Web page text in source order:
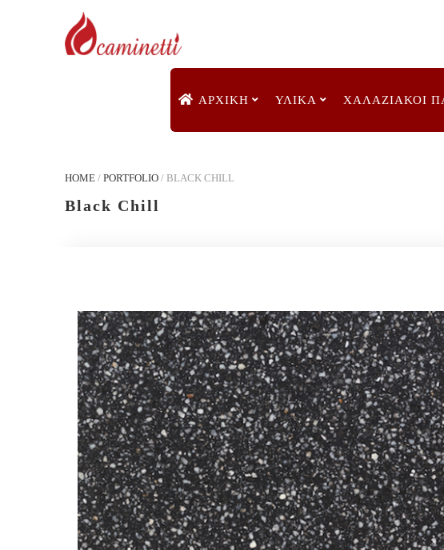
ΑΡΧΙΚΉ ΥΛΙΚΑ ΧΑΛΑΖΙΑΚΟΙ
HOME / PORTFOLIO / BLACK CHILL
Black Chill